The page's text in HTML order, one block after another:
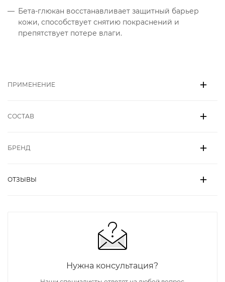
Бета-глюкан восстанавливает защитный барьер
кожи, способствует снятию покраснений и
препятствует потере влаги.
ПРИМЕНЕНИЕ
СОСТАВ
БРЕНД
ОТЗЫВЫ
Нужна консультация?